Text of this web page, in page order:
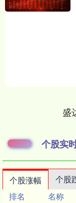
盛
个股实
个股涨幅 个股
排名
名称